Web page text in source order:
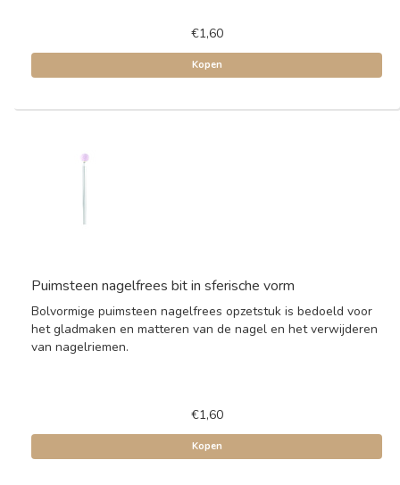
€1,60
Kopen
Puimsteen nagelfrees bit in sferische vorm
Bolvormige puimsteen nagelfrees opzetstuk is bedoeld voor
het gladmaken en matteren van de nagel en het verwijderen
van nagelriemen.
€1,60
Kopen